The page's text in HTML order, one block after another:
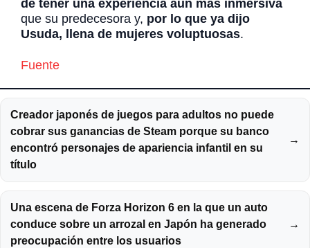
de tener una experiencia aún más inmersiva
que su predecesora y, por lo que ya dijo
Usuda, llena de mujeres voluptuosas.
Fuente
Creador japonés de juegos para adultos no puede
cobrar sus ganancias de Steam porque su banco
encontró personajes de apariencia infantil en su
título
→
Una escena de Forza Horizon 6 en la que un auto
conduce sobre un arrozal en Japón ha generado
preocupación entre los usuarios
→